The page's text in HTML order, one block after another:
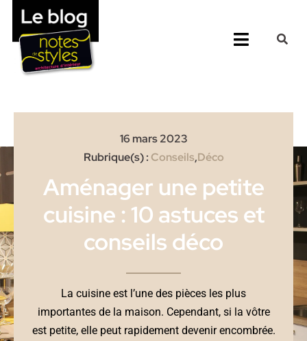
Passer
contenu
Toggle
16 mars 2023
Rubrique(s) : Conseils,Déco
Aménager une petite
cuisine : 10 astuces et
conseils déco
La cuisine est l’une des pièces les plus
importantes de la maison. Cependant, si la vôtre
est petite, elle peut rapidement devenir encombrée.